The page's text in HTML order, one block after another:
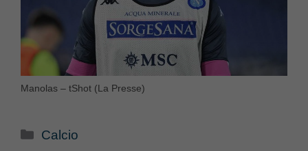
Manolas – tShot (La Presse)
Categorie
Calcio